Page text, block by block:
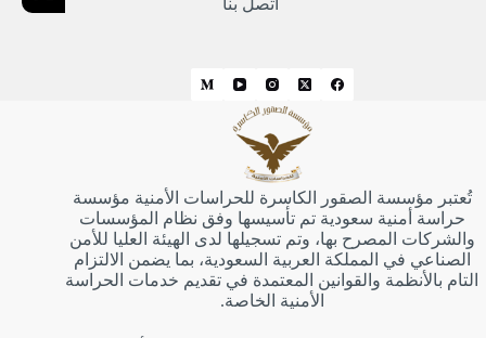
اتصل بنا
تُعتبر مؤسسة الصقور الكاسرة للحراسات الأمنية مؤسسة
حراسة أمنية سعودية تم تأسيسها وفق نظام المؤسسات
والشركات المصرح بها، وتم تسجيلها لدى الهيئة العليا للأمن
الصناعي في المملكة العربية السعودية، بما يضمن الالتزام
التام بالأنظمة والقوانين المعتمدة في تقديم خدمات الحراسة
الأمنية الخاصة.